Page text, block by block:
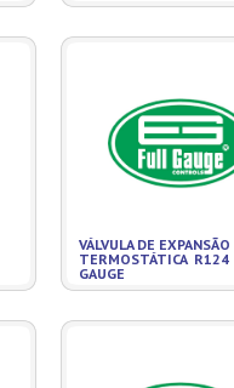
VÁLVULA DE EXPANSÃO
TERMOSTÁTICA R124
GAUGE